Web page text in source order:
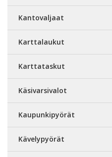
Kantovaljaat
Karttalaukut
Karttataskut
Käsivarsivalot
Kaupunkipyörät
Kävelypyörät